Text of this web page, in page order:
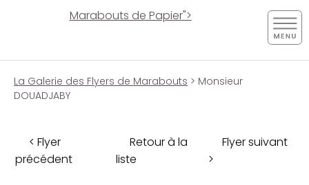
Marabouts de Papier">
La Galerie des Flyers de Marabouts > Monsieur
DOUADJABY
< Flyer
précédent
Retour à la
liste
Flyer suivant
>